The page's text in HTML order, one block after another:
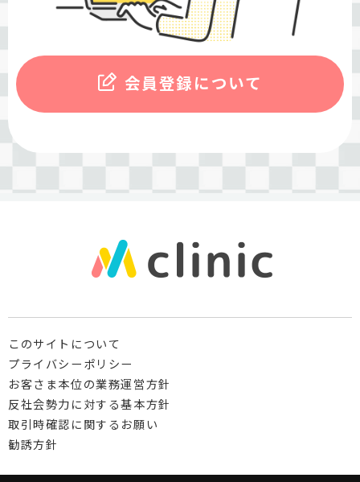
会員登録について
このサイトについて
プライバシーポリシー
お客さま本位の業務運営方針
反社会勢力に対する基本方針
取引時確認に関するお願い
勧誘方針